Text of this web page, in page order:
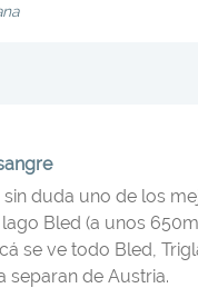
sin duda uno de los
Bled (a unos
se ve todo Bled,
separan de Austria.